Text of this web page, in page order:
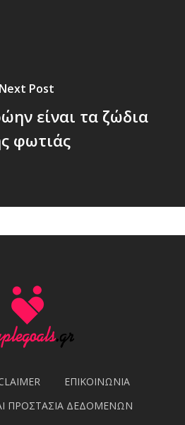
Next Post
είναι τα ζώδια
φωτιάς
ΕΠΙΚΟΙΝΩΝΙΑ
ΠΡΟΣΤΑΣΙΑ ΔΕΔΟΜΕΝΩΝ